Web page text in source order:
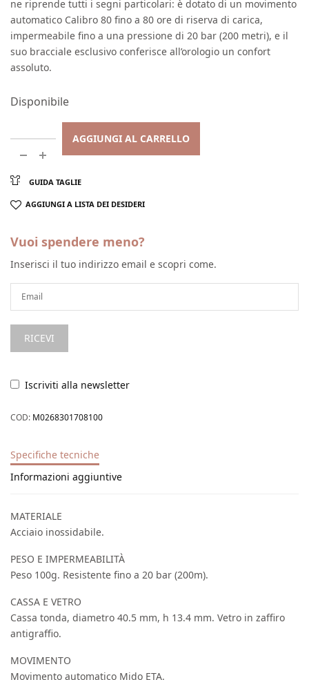
ne riprende tutti i segni particolari: è dotato di un movimento
automatico Calibro 80 fino a 80 ore di riserva di carica,
impermeabile fino a una pressione di 20 bar (200 metri), e il
suo bracciale esclusivo conferisce all’orologio un confort
assoluto.
Disponibile
AGGIUNGI AL CARRELLO
GUIDA TAGLIE
AGGIUNGI A LISTA DEI DESIDERI
Vuoi spendere meno?
Inserisci il tuo indirizzo email e scopri come.
Iscriviti alla newsletter
COD: M0268301708100
Specifiche tecniche
Informazioni aggiuntive
MATERIALE
Acciaio inossidabile.
PESO E IMPERMEABILITÀ
Peso 100g. Resistente fino a 20 bar (200m).
CASSA E VETRO
Cassa tonda, diametro 40.5 mm, h 13.4 mm. Vetro in zaffiro
antigraffio.
MOVIMENTO
Movimento automatico Mido ETA.